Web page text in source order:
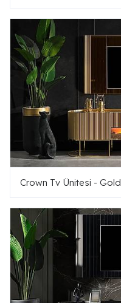
Crown Tv Ünitesi - Gold